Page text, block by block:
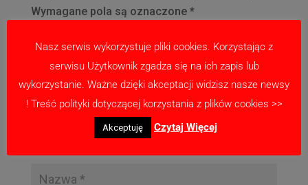
Wymagane pola są oznaczone *
Nasz serwis wykorzystuje pliki cookies. Korzystając z
serwisu Użytkownik zgadza się na ich zapis lub
wykorzystanie. Ważne dzięki akceptacji widzisz nasze newsy
! Treść polityki dotyczącej korzystania z plików cookies >>
Akceptuję Czytaj Więcej